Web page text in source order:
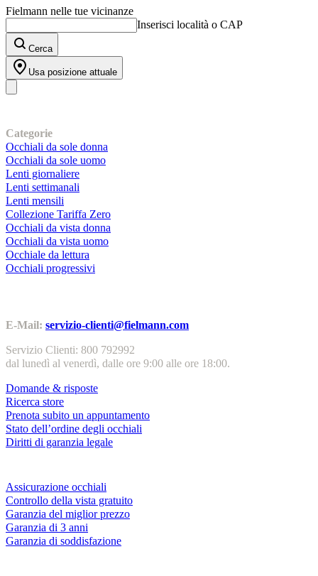
Fielmann nelle tue vicinanze
Inserisci località o CAP
Cerca
Usa posizione attuale
Categorie
Occhiali da sole donna
Occhiali da sole uomo
Lenti giornaliere
Lenti settimanali
Lenti mensili
Collezione Tariffa Zero
Occhiali da vista donna
Occhiali da vista uomo
Occhiale da lettura
Occhiali progressivi
E-Mail: servizio-clienti@fielmann.com
Servizio Clienti: 800 792992
dal lunedì al venerdì, dalle ore 9:00 alle ore 18:00.
Domande & risposte
Ricerca store
Prenota subito un appuntamento
Stato dell’ordine degli occhiali
Diritti di garanzia legale
Assicurazione occhiali
Controllo della vista gratuito
Garanzia del miglior prezzo
Garanzia di 3 anni
Garanzia di soddisfazione